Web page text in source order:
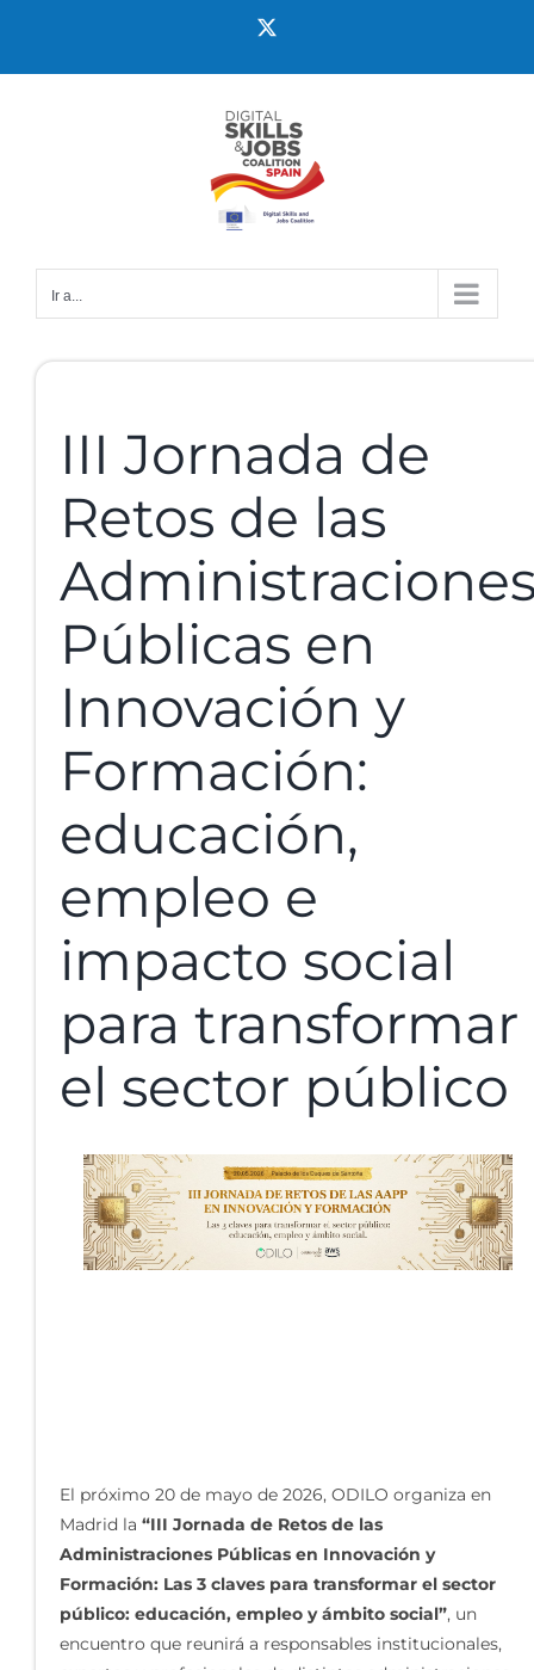
Ir a...
III Jornada de
Retos de las
Públicas en
Innovación y
Formación:
educación,
empleo e
impacto social
para transformar
el sector público
El próximo 20 de mayo de 2026, ODILO organiza en
Madrid la “III Jornada de Retos de las
Administraciones Públicas en Innovación y
Formación: Las 3 claves para transformar el sector
público: educación, empleo y ámbito social”, un
encuentro que reunirá a responsables institucionales,